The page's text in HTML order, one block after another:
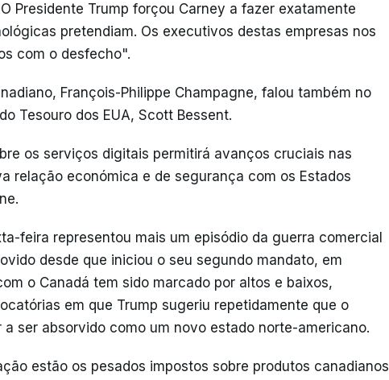
Presidente Trump forçou Carney a fazer exatamente
pretendiam. Os executivos destas empresas nos
com o desfecho".
François-Philippe Champagne, falou também no
Tesouro dos EUA, Scott Bessent.
os serviços digitais permitirá avanços cruciais nas
relação económica e de segurança com os Estados
feira representou mais um episódio da guerra comercial
desde que iniciou o seu segundo mandato, em
o Canadá tem sido marcado por altos e baixos,
em que Trump sugeriu repetidamente que o
ser absorvido como um novo estado norte-americano.
estão os pesados impostos sobre produtos canadianos